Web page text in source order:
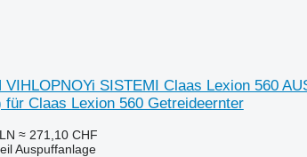
VIHLOPNOYi SISTEMI Claas Lexion 560
für Claas Lexion 560 Getreideernter
≈ 271,10 CHF
Auspuffanlage